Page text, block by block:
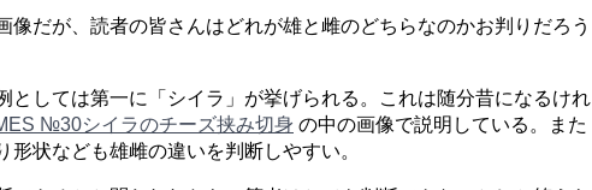
像だが、読者の皆さんはどれが雄と雌のどちらなのかお判りだろう
としては第一に「シイラ」が挙げられる。これは随分昔になるけれ
№30シイラのチーズ挟み切身 の中の画像で説明している。また
状なども雄雌の違いを判断しやすい。